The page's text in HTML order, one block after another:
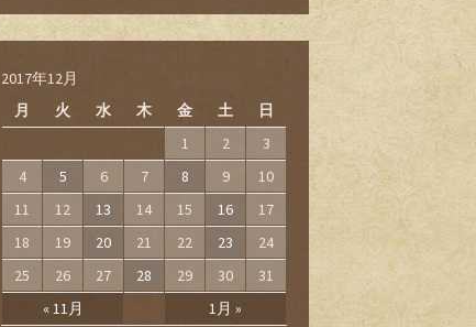
2017年12月
月
火 水 木 金 土 日
« 11月 1月 »
1 2
3
4
5 6 7 8 9
10
11
12 13 14 15 16
17
18
19 20 21 22 23
24
25
26 27 28 29 30 31